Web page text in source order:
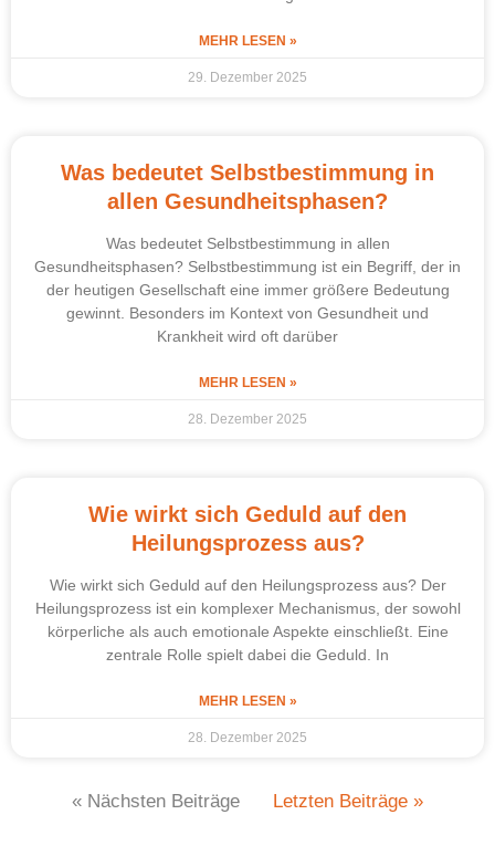
MEHR LESEN »
29. Dezember 2025
Was bedeutet Selbstbestimmung in
allen Gesundheitsphasen?
Was bedeutet Selbstbestimmung in allen
Gesundheitsphasen? Selbstbestimmung ist ein Begriff, der in
der heutigen Gesellschaft eine immer größere Bedeutung
gewinnt. Besonders im Kontext von Gesundheit und
Krankheit wird oft darüber
MEHR LESEN »
28. Dezember 2025
Wie wirkt sich Geduld auf den
Heilungsprozess aus?
Wie wirkt sich Geduld auf den Heilungsprozess aus? Der
Heilungsprozess ist ein komplexer Mechanismus, der sowohl
körperliche als auch emotionale Aspekte einschließt. Eine
zentrale Rolle spielt dabei die Geduld. In
MEHR LESEN »
28. Dezember 2025
« Nächsten Beiträge Letzten Beiträge »